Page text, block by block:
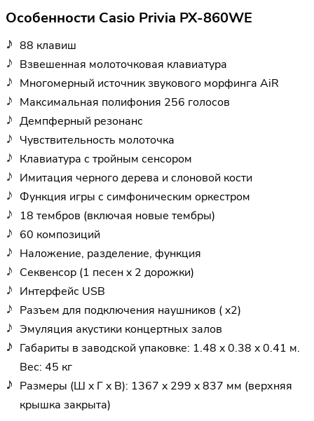
Особенности Casio Privia PX-860WE
88 клавиш
Взвешенная молоточковая клавиатура
Многомерный источник звукового морфинга AiR
Максимальная полифония 256 голосов
Демпферный резонанс
Чувствительность молоточка
Клавиатура с тройным сенсором
Имитация черного дерева и слоновой кости
Функция игры с симфоническим оркестром
18 тембров (включая новые тембры)
60 композиций
Наложение, разделение, функция
Секвенсор (1 песен x 2 дорожки)
Интерфейс USB
Разъем для подключения наушников ( x2)
Эмуляция акустики концертных залов
Габариты в заводской упаковке: 1.48 x 0.38 x 0.41 м.
Вес: 45 кг
Размеры (Ш x Г x В): 1367 x 299 x 837 мм (верхняя
крышка закрыта)